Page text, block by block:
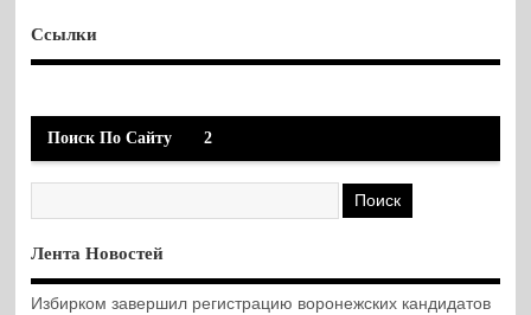
Ссылки
Поиск По Сайту 2
Лента Новостей
Избирком завершил регистрацию воронежских кандидатов